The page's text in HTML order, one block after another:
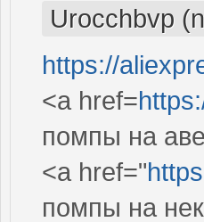
Urocchbvp
https://
<a href=
помпы на
<a href="
помпы на